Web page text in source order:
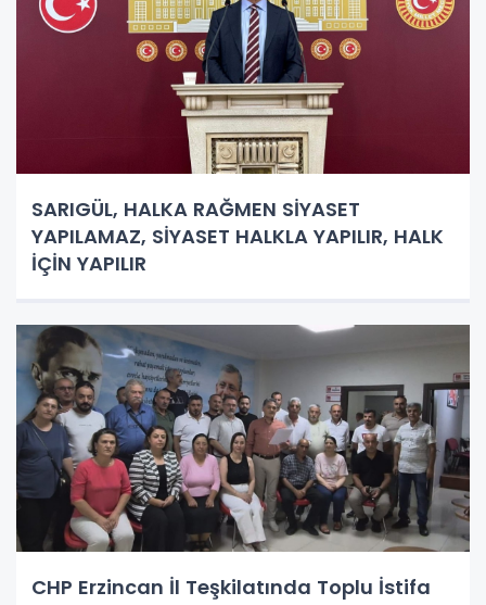
SARIGÜL, HALKA RAĞMEN SİYASET
YAPILAMAZ, SİYASET HALKLA YAPILIR, HALK
İÇİN YAPILIR
CHP Erzincan İl Teşkilatında Toplu İstifa